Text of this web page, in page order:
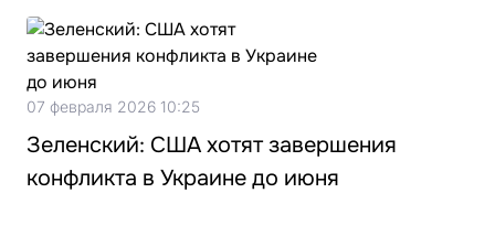
07 февраля 2026 10:25
Зеленский: США хотят завершения
конфликта в Украине до июня